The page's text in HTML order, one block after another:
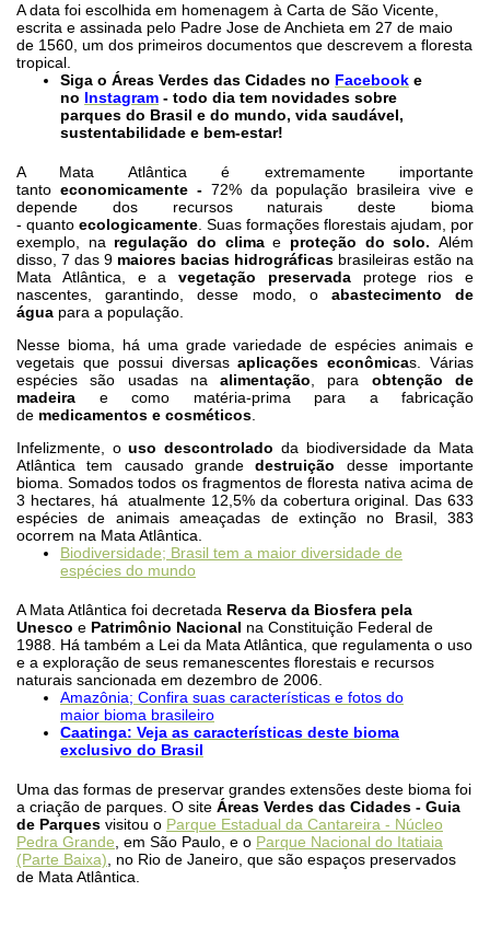
A data foi escolhida em homenagem à Carta de São Vicente,
escrita e assinada pelo Padre Jose de Anchieta em 27 de maio
de 1560, um dos primeiros documentos que descrevem a floresta
tropical.
Siga o Áreas Verdes das Cidades no Facebook e
no Instagram - todo dia tem novidades sobre
parques do Brasil e do mundo, vida saudável,
sustentabilidade e bem-estar!
A Mata Atlântica é extremamente importante
tanto economicamente - 72% da população brasileira vive e
depende dos recursos naturais deste bioma
- quanto ecologicamente . Suas formações florestais ajudam, por
exemplo, na regulação do climae proteção do solo.Além
disso, 7 das 9 maiores bacias hidrográficas brasileiras estão na
Mata Atlântica, e a vegetação preservada protege rios e
nascentes, garantindo, desse modo, o abastecimento de
água para a população.
Nesse bioma, há uma grade variedade de espécies animais e
vegetais que possui diversasaplicações econômicas. Várias
espécies são usadas na alimentação , para obtenção de
madeira e como matéria-prima para a fabricação
de medicamentos e cosméticos
Infelizmente, ouso descontrolado da biodiversidade da Mata
Atlântica tem causado grandedestruição desse importante
bioma. Somados todos os fragmentos de floresta nativa acima de
3 hectares, há atualmente 12,5% da cobertura original. Das 633
espécies de animais ameaçadas de extinção no Brasil, 383
ocorrem na Mata Atlântica.
Biodiversidade; Brasil tem a maior diversidade de
espécies do mundo
A Mata Atlântica foi decretada Reserva da Biosfera pela
Unesco e Patrimônio Nacional na Constituição Federal de
1988. Há também a Lei da Mata Atlântica, que regulamenta o uso
e a exploração de seus remanescentes florestais e recursos
naturais sancionada em dezembro de 2006.
Amazônia; Confira suas características e fotos do
maior bioma brasileiro
Caatinga: Veja as características deste bioma
exclusivo do Brasil
Uma das formas de preservar grandes extensões deste bioma foi
a criação de parques. O site Áreas Verdes das Cidades - Guia
de Parques visitou o Parque Estadual da Cantareira - Núcleo
Pedra Grande , em São Paulo, e o Parque Nacional do Itatiaia
(Parte Baixa) , no Rio de Janeiro, que são espaços preservados
de Mata Atlântica.